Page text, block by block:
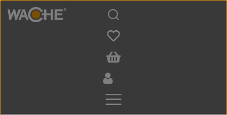
Zum Hauptinhalt springen